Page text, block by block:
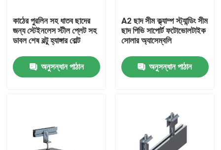
কাঠের পুরলিন সহ ধাতব ছাদের
জন্য স্টেইনলেস স্টীল প্লেট সহ
ডাবল শেষ বল্টু হ্যাঙ্গার বোল্ট
অনুসন্ধান পাঠান
A2 ছাদ সীম ক্ল্যাম্প স্ট্যান্ডিং সীম
ছাদ পিভি সাপোর্ট ফটোভোলটাইক
সোলার অ্যাসেম্বলি
অনুসন্ধান পাঠান